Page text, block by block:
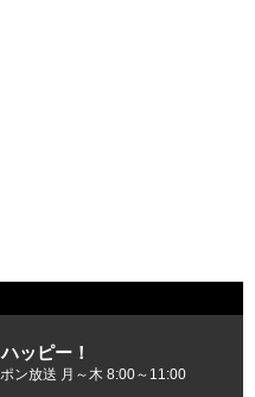
ッピー！
ン放送 月～木 8:00～11:00